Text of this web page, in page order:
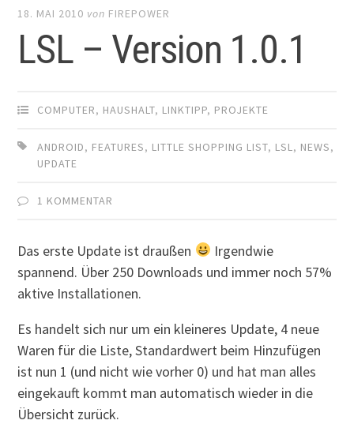
18. MAI 2010 von FIREPOWER
LSL – Version 1.0.1
COMPUTER, HAUSHALT, LINKTIPP, PROJEKTE
ANDROID, FEATURES, LITTLE SHOPPING LIST, LSL, NEWS,
UPDATE
1 KOMMENTAR
Das erste Update ist draußen
Irgendwie
spannend. Über 250 Downloads und immer noch 57%
aktive Installationen.
Es handelt sich nur um ein kleineres Update, 4 neue
Waren für die Liste, Standardwert beim Hinzufügen
ist nun 1 (und nicht wie vorher 0) und hat man alles
eingekauft kommt man automatisch wieder in die
Übersicht zurück.